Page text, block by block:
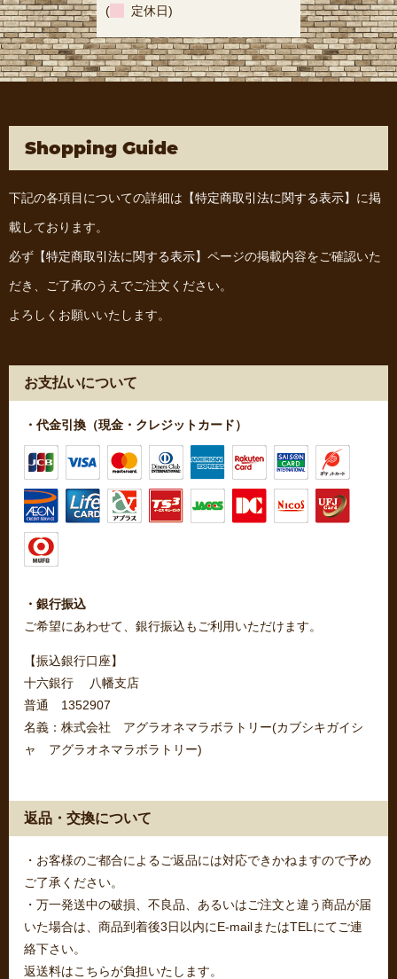
( 定休日)
Shopping Guide
下記の各項目についての詳細は 【特定商取引法に関する表示】 に掲
載しております。
必ず 【特定商取引法に関する表示】 ページの掲載内容をご確認いた
だき、ご了承のうえでご注文ください。
よろしくお願いいたします。
お支払いについて
・代金引換（現金・クレジットカード）
・銀行振込
ご希望にあわせて、銀行振込もご利用いただけます。
【振込銀行口座】
十六銀行 八幡支店
普通 1352907
名義：株式会社 アグラオネマラボラトリー(カブシキガイシ
ャ アグラオネマラボラトリー)
返品・交換について
・お客様のご都合によるご返品には対応できかねますので予め
ご了承ください。
・万一発送中の破損、不良品、あるいはご注文と違う商品が届
いた場合は、商品到着後3日以内にE-mailまたはTELにてご連
絡下さい。
返送料はこちらが負担いたします。